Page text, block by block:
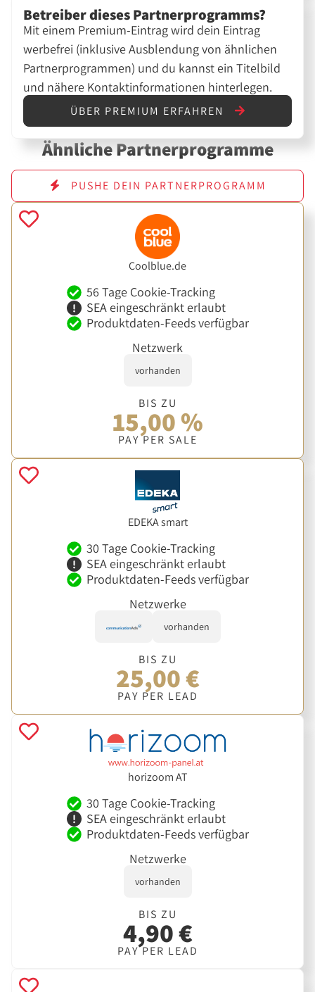
Betreiber dieses Partnerprogramms?
Mit einem Premium-Eintrag wird dein Eintrag
werbefrei (inklusive Ausblendung von ähnlichen
Partnerprogrammen) und du kannst ein Titelbild
und nähere Kontaktinformationen hinterlegen.
ÜBER PREMIUM ERFAHREN
Ähnliche Partnerprogramme
PUSHE DEIN PARTNERPROGRAMM
Coolblue.de
56 Tage Cookie-Tracking
SEA eingeschränkt erlaubt
Produktdaten-Feeds verfügbar
Netzwerk
vorhanden
BIS ZU
15,00 %
PAY PER SALE
EDEKA smart
30 Tage Cookie-Tracking
SEA eingeschränkt erlaubt
Produktdaten-Feeds verfügbar
Netzwerke
vorhanden
BIS ZU
25,00 €
PAY PER LEAD
horizoom AT
30 Tage Cookie-Tracking
SEA eingeschränkt erlaubt
Produktdaten-Feeds verfügbar
Netzwerke
vorhanden
BIS ZU
4,90 €
PAY PER LEAD